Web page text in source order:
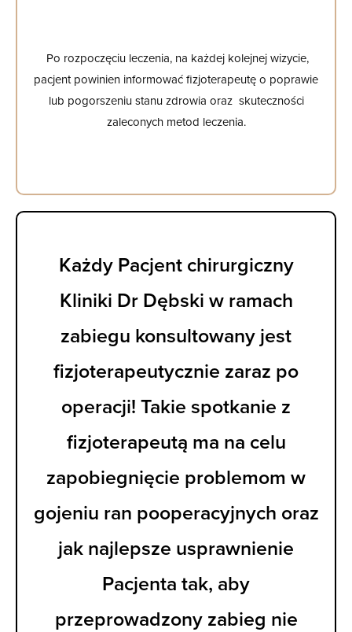
Po rozpoczęciu leczenia, na każdej kolejnej wizycie,
pacjent powinien informować fizjoterapeutę o poprawie
lub pogorszeniu stanu zdrowia oraz skuteczności
zaleconych metod leczenia.
Każdy Pacjent chirurgiczny
Kliniki Dr Dębski w ramach
zabiegu konsultowany jest
fizjoterapeutycznie zaraz po
operacji! Takie spotkanie z
fizjoterapeutą ma na celu
zapobiegnięcie problemom w
gojeniu ran pooperacyjnych oraz
jak najlepsze usprawnienie
Pacjenta tak, aby
przeprowadzony zabieg nie